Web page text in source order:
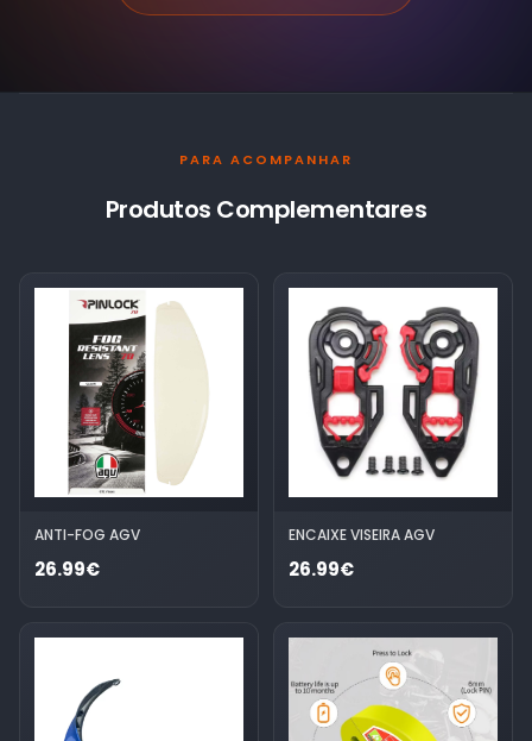
PARA ACOMPANHAR
Produtos Complementares
ANTI-FOG AGV
26.99€
ENCAIXE VISEIRA AGV
26.99€